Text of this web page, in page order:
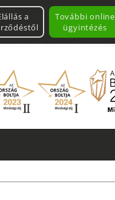
További online
ügyintézés
a